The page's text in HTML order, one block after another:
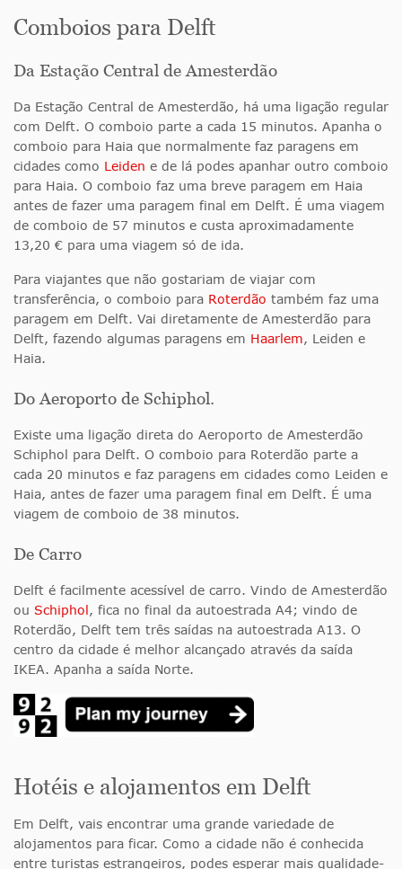
Comboios para Delft
Da Estação Central de Amesterdão
Da Estação Central de Amesterdão, há uma ligação regular
com Delft. O comboio parte a cada 15 minutos. Apanha o
comboio para Haia que normalmente faz paragens em
cidades como Leiden e de lá podes apanhar outro comboio
para Haia. O comboio faz uma breve paragem em Haia
antes de fazer uma paragem final em Delft. É uma viagem
de comboio de 57 minutos e custa aproximadamente
13,20 € para uma viagem só de ida.
Para viajantes que não gostariam de viajar com
transferência, o comboio para Roterdão também faz uma
paragem em Delft. Vai diretamente de Amesterdão para
Delft, fazendo algumas paragens em Haarlem, Leiden e
Haia.
Do Aeroporto de Schiphol.
Existe uma ligação direta do Aeroporto de Amesterdão
Schiphol para Delft. O comboio para Roterdão parte a
cada 20 minutos e faz paragens em cidades como Leiden e
Haia, antes de fazer uma paragem final em Delft. É uma
viagem de comboio de 38 minutos.
De Carro
Delft é facilmente acessível de carro. Vindo de Amesterdão
ou Schiphol, fica no final da autoestrada A4; vindo de
Roterdão, Delft tem três saídas na autoestrada A13. O
centro da cidade é melhor alcançado através da saída
IKEA. Apanha a saída Norte.
Hotéis e alojamentos em Delft
Em Delft, vais encontrar uma grande variedade de
alojamentos para ficar. Como a cidade não é conhecida
entre turistas estrangeiros, podes esperar mais qualidade-